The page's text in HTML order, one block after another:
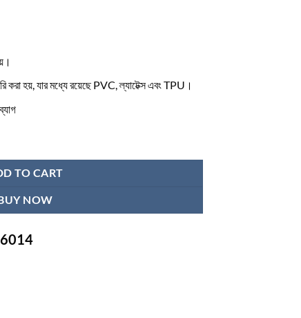
করা হয়, যার মধ্যে রয়েছে PVC, ল্যাটেক্স এবং TPU।
TO CART
NOW